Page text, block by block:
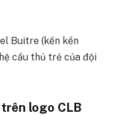
Buitre (kền kền
cầu thủ trẻ của đội
logo CLB